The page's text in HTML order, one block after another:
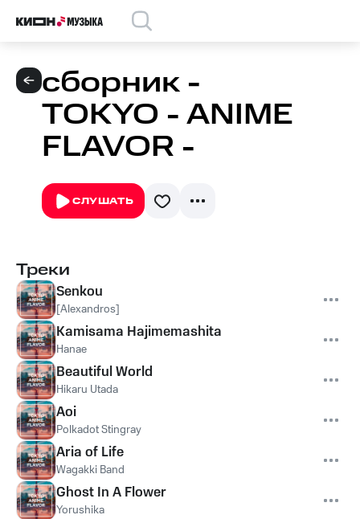
сборник -
TOKYO - ANIME
FLAVOR -
СЛУШАТЬ
Треки
Senkou
[Alexandros]
Kamisama Hajimemashita
Hanae
Beautiful World
Hikaru Utada
Aoi
Polkadot Stingray
Aria of Life
Wagakki Band
Ghost In A Flower
Yorushika